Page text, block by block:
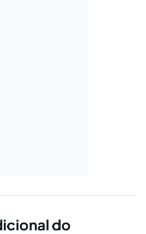
do